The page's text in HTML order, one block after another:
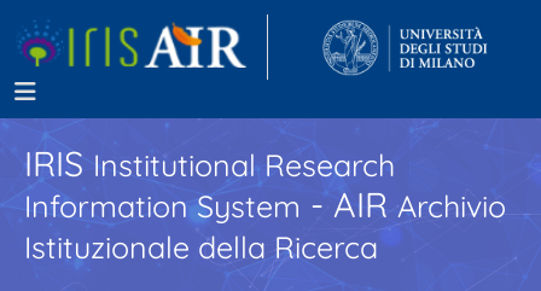
IRISInstitutional Research
Information System - AIR Archivio
Istituzionale della Ricerca